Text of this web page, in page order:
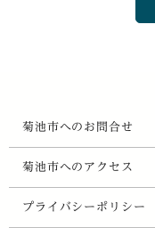
菊池市へのお問合せ
菊池市へのアクセス
プライバシーポリシー